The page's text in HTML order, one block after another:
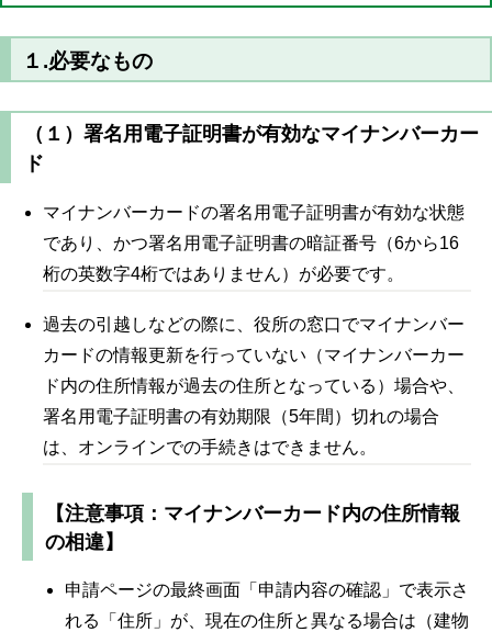
１.必要なもの
（１）署名用電子証明書が有効なマイナンバーカー
ド
マイナンバーカードの署名用電子証明書が有効な状態
であり、かつ署名用電子証明書の暗証番号（6から16
桁の英数字4桁ではありません）が必要です。
過去の引越しなどの際に、役所の窓口でマイナンバー
カードの情報更新を行っていない（マイナンバーカー
ド内の住所情報が過去の住所となっている）場合や、
署名用電子証明書の有効期限（5年間）切れの場合
は、オンラインでの手続きはできません。
【注意事項：マイナンバーカード内の住所情報
の相違】
申請ページの最終画面「申請内容の確認」で表示さ
れる「住所」が、現在の住所と異なる場合は（建物